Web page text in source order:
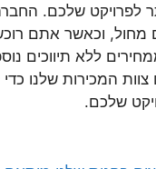
לפרויקט שלכם.
מחול, וכאשר אתם
ללא תיווכים
צוות המכירות שלנו
שלכם.